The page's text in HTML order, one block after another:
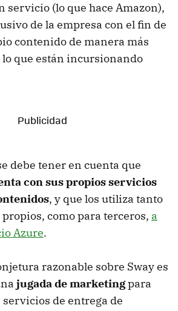
servicio (lo que hace Amazon),
de la empresa con el fin de
contenido de manera más
lo que están incursionando
debe tener en cuenta que
con sus propios servicios
, y que los utiliza tanto
como para terceros, a
Azure.
razonable sobre Sway es
jugada de marketingpara
de entrega de